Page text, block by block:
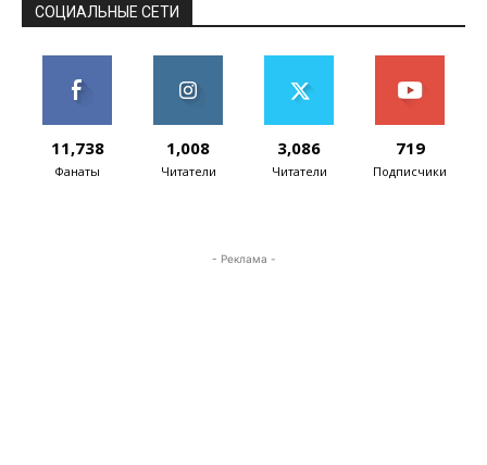
СОЦИАЛЬНЫЕ СЕТИ
11,738
Фанаты
1,008
Читатели
3,086
Читатели
719
Подписчики
- Реклама -